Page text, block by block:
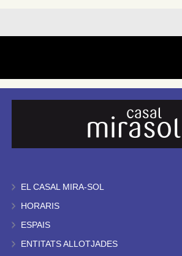
EL CASAL MIRA-SOL
HORARIS
ESPAIS
ENTITATS ALLOTJADES